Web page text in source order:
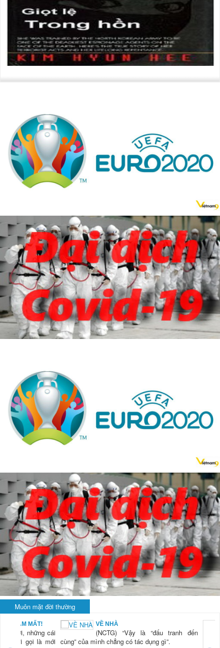
Muôn mặt đời thường
NAM MẤT!
“Xời, những cái
mới gọi là mới
VỀ NHÀ
(NCTG) “Vậy là “đấu tranh đến
cùng” của mình chẳng có tác dụng gì”.